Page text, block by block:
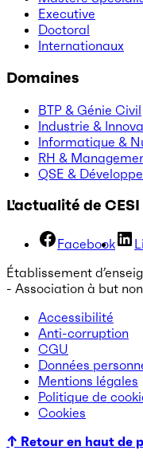
Executive
Doctoral
Internationaux
Domaines
BTP & Génie Civil
Industrie &
Informatique &
RH &
QSE &
L'actualité de CESI
Facebook
Établissement
- Association à but
Accessibilité
Anti-corruption
CGU
Données
Mentions légales
Politique de
Cookies
↑ Retour en haut de